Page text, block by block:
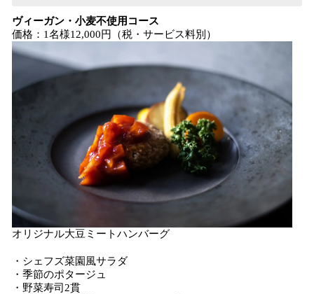
ヴィーガン・小麦不使用コース
価格：1名様12,000円（税・サービス料別）
オリジナル大豆ミートハンバーグ
・シェフズ菜園風サラダ
・季節のポタージュ
・野菜寿司2貫